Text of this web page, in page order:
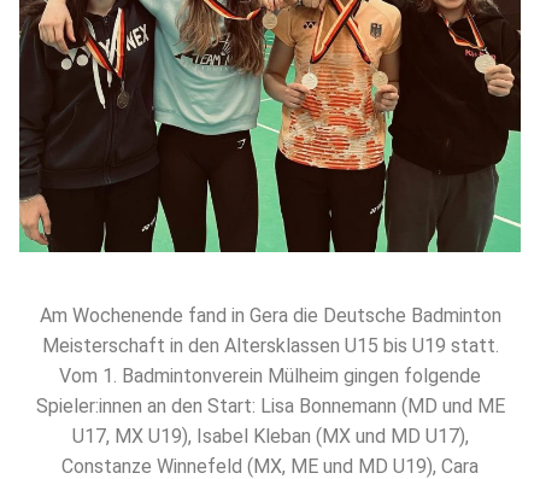
Am Wochenende fand in Gera die Deutsche Badminton
Meisterschaft in den Altersklassen U15 bis U19 statt.
Vom 1. Badmintonverein Mülheim gingen folgende
Spieler:innen an den Start: Lisa Bonnemann (MD und ME
U17, MX U19), Isabel Kleban (MX und MD U17),
Constanze Winnefeld (MX, ME und MD U19), Cara